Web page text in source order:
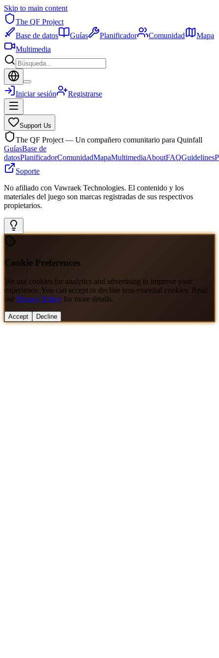
Skip to main content
The QF Project
Base de datos
Guías Planificador Comunidad
Mapa
Multimedia
Iniciar sesión Registrarse
Support Us
The QF Project — Un compañero comunitario para Quinfall
GuíasBase de
datosPlanificadorComunidadMapaMultimediaAboutFAQGuidelines
Soporte
No afiliado con Vawraek Technologies. El contenido y los
materiales del juego son marcas registradas de sus respectivos
propietarios.
Cookie Preferences
We use cookies for analytics and advertising to improve your
experience. You can accept or decline non-essential cookies. Read
our Privacy Policy for more details.
Accept Decline